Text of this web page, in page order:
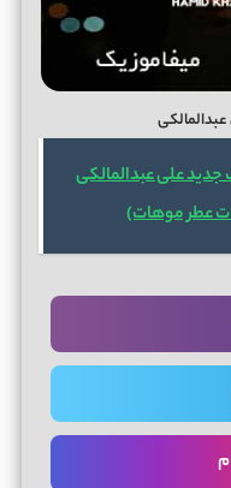
علی عبدالمالکی
عطر موهات)